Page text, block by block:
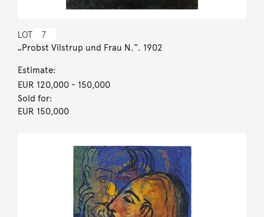
LOT 7
„Probst Vilstrup und Frau N.“. 1902
Estimate:
EUR 120,000- 150,000
Sold for:
EUR 150,000